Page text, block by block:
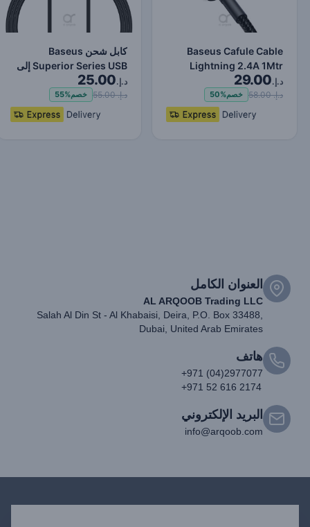
Baseus Cafule Cable
Lightning 2.4A 1Mtr
Red+Black
د.إ.29.00
د.إ. 58.00 خصم50%
كابل شحن Baseus
Superior Series USB إلى
Lightning-Fast لنقل البي…
د.إ.25.00
د.إ. 55.00 خصم55%
العنوان الكامل
AL ARQOOB Trading LLC
Salah Al Din St - Al Khabaisi, Deira, P.O. Box 33488,
Dubai, United Arab Emirates
هاتف
+971 (04)2977077
+971 52 616 2174
البريد الإلكتروني
info@arqoob.com